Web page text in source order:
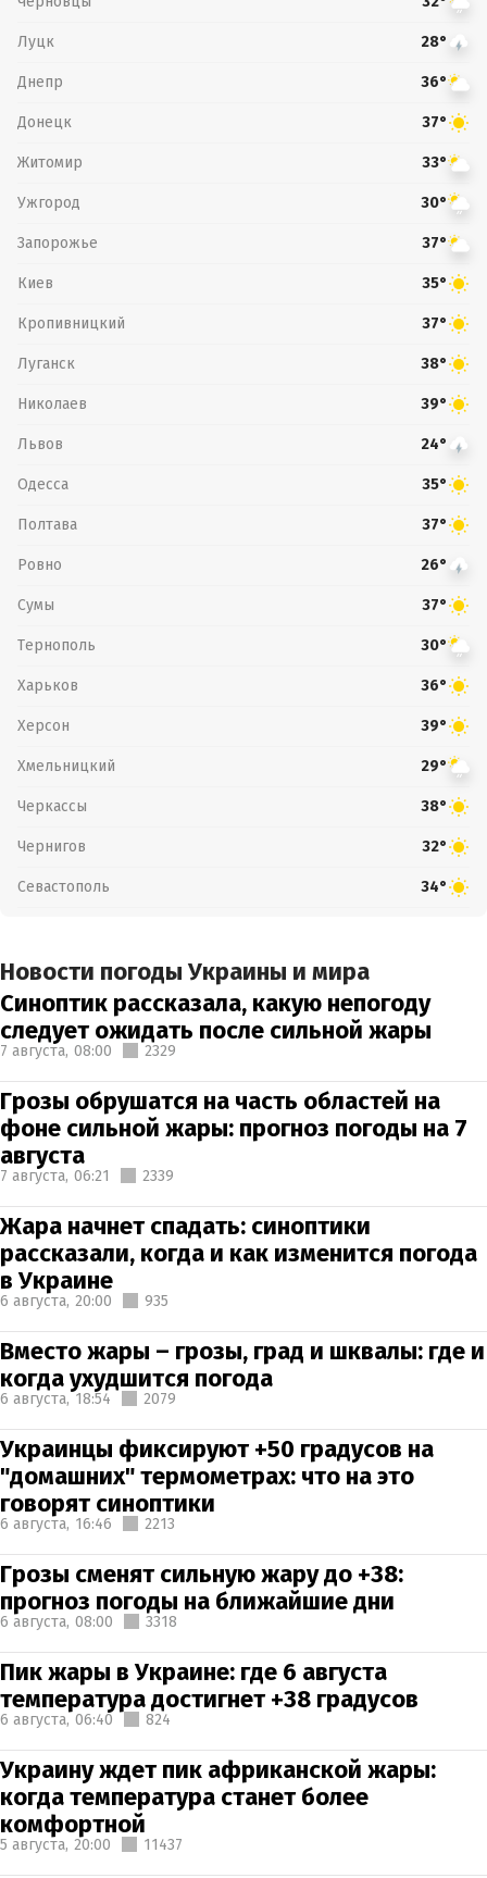
Луцк 28°
Днепр 36°
Донецк 37°
Житомир 33°
Ужгород 30°
Запорожье 37°
Киев 35°
Кропивницкий 37°
Луганск 38°
Николаев 39°
Львов 24°
Одесса 35°
Полтава 37°
Ровно 26°
Сумы 37°
Тернополь 30°
Харьков 36°
Херсон 39°
Хмельницкий 29°
Черкассы 38°
Чернигов 32°
Севастополь 34°
Новости погоды Украины и мира
Синоптик рассказала, какую непогоду
следует ожидать после сильной жары
7 августа, 08:00 2329
Грозы обрушатся на часть областей на
фоне сильной жары: прогноз погоды на 7
августа
7 августа, 06:21 2339
Жара начнет спадать: синоптики
рассказали, когда и как изменится погода
в Украине
6 августа, 20:00 935
Вместо жары – грозы, град и шквалы: где и
когда ухудшится погода
6 августа, 18:54 2079
Украинцы фиксируют +50 градусов на
"домашних" термометрах: что на это
говорят синоптики
6 августа, 16:46 2213
Грозы сменят сильную жару до +38:
прогноз погоды на ближайшие дни
6 августа, 08:00 3318
Пик жары в Украине: где 6 августа
температура достигнет +38 градусов
6 августа, 06:40 824
Украину ждет пик африканской жары:
когда температура станет более
комфортной
5 августа, 20:00 11437